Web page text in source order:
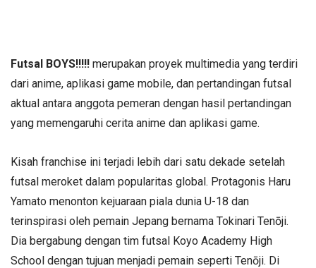
Futsal BOYS!!!!! merupakan proyek multimedia yang terdiri
dari anime, aplikasi game mobile, dan pertandingan futsal
aktual antara anggota pemeran dengan hasil pertandingan
yang memengaruhi cerita anime dan aplikasi game.
Kisah franchise ini terjadi lebih dari satu dekade setelah
futsal meroket dalam popularitas global. Protagonis Haru
Yamato menonton kejuaraan piala dunia U-18 dan
terinspirasi oleh pemain Jepang bernama Tokinari Tenōji.
Dia bergabung dengan tim futsal Koyo Academy High
School dengan tujuan menjadi pemain seperti Tenōji. Di